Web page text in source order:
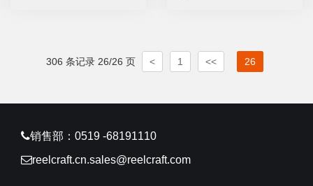
306 条记录 26/26 页 < 1 << 26
销售部：0519 -68191110
reelcraft.cn.sales@reelcraft.com